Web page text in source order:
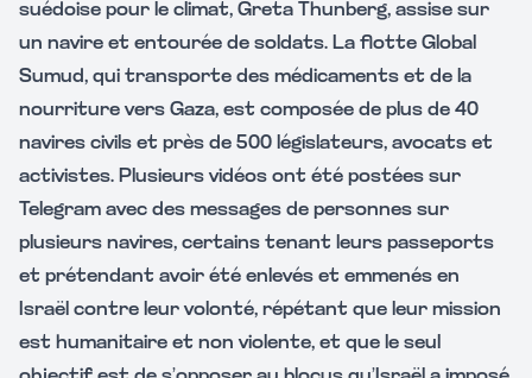
suédoise pour le climat, Greta Thunberg, assise sur
un navire et entourée de soldats. La flotte Global
Sumud, qui transporte des médicaments et de la
nourriture vers Gaza, est composée de plus de 40
navires civils et près de 500 législateurs, avocats et
activistes. Plusieurs vidéos ont été postées sur
Telegram avec des messages de personnes sur
plusieurs navires, certains tenant leurs passeports
et prétendant avoir été enlevés et emmenés en
Israël contre leur volonté, répétant que leur mission
est humanitaire et non violente, et que le seul